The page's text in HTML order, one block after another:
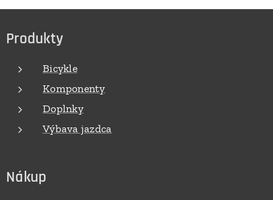
Produkty
Bicykle
Komponenty
Doplnky
Výbava jazdca
Nákup